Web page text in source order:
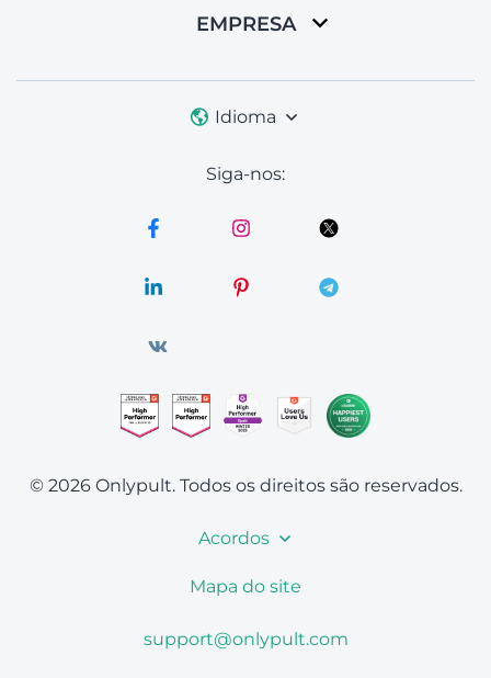
EMPRESA
Idioma
Siga-nos:
© 2026 Onlypult. Todos os direitos são reservados.
Acordos
Mapa do site
support@onlypult.com